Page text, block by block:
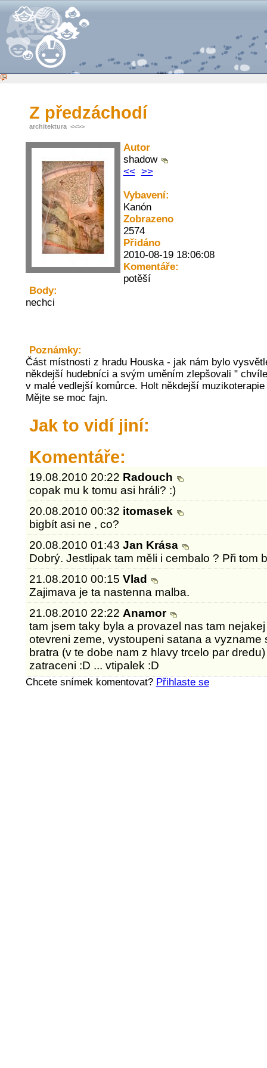
Z předzáchodí
architektura <<>>
Autor
shadow
<< >>
Vybavení:
Kanón
Zobrazeno
2574
Přidáno
2010-08-19 18:06:08
Komentáře:
potěší
Body:
nechci
Poznámky:
Část místnosti z hradu Houska - jak nám bylo
někdejší hudebníci a svým uměním zlepšovali "
v malé vedlejší komůrce. Holt někdejší
Mějte se moc fajn.
Jak to vidí jiní:
Komentáře:
19.08.2010 20:22 Radouch
copak mu k tomu asi hráli? :)
20.08.2010 00:32 itomasek
bigbít asi ne , co?
20.08.2010 01:43Jan Krása
Dobrý. Jestlipak tam měli i cembalo ? Při tom
21.08.2010 00:15Vlad
Zajimava je ta nastenna malba.
21.08.2010 22:22 Anamor
tam jsem taky byla a provazel nas tam
otevreni zeme, vystoupeni satana a
bratra (v te dobe nam z hlavy trcelo par
zatraceni :D ... vtipalek :D
Chcete snímek komentovat? Přihlaste se